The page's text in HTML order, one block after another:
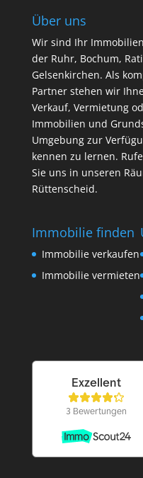
Über uns
Wir sind Ihr
der Ruhr, Bochum,
Gelsenkirchen. Als
Partner stehen wir
Verkauf, Vermietung
Immobilien und
Umgebung zur
kennen zu lernen.
Sie uns in unseren
Rüttenscheid.
Immobilie finden
Immobilie verkaufen
Immobilie vermieten